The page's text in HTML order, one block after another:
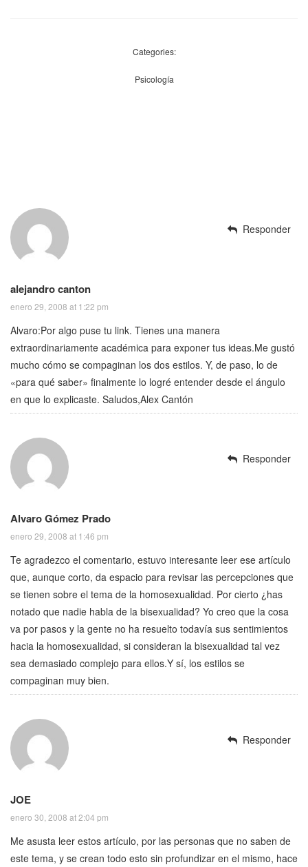
Categories:
Psicología
alejandro canton
enero 29, 2008 at 1:22 pm
Alvaro:Por algo puse tu link. Tienes una manera
extraordinariamente académica para exponer tus ideas.Me gustó
mucho cómo se compaginan los dos estilos. Y, de paso, lo de
«para qué saber» finalmente lo logré entender desde el ángulo
en que lo explicaste. Saludos,Alex Cantón
Responder
Alvaro Gómez Prado
enero 29, 2008 at 1:46 pm
Te agradezco el comentario, estuvo interesante leer ese artículo
que, aunque corto, da espacio para revisar las percepciones que
se tienen sobre el tema de la homosexualidad. Por cierto ¿has
notado que nadie habla de la bisexualidad? Yo creo que la cosa
va por pasos y la gente no ha resuelto todavía sus sentimientos
hacia la homosexualidad, si consideran la bisexualidad tal vez
sea demasiado complejo para ellos.Y sí, los estilos se
compaginan muy bien.
Responder
JOE
enero 30, 2008 at 2:04 pm
Me asusta leer estos artículo, por las personas que no saben de
este tema, y se crean todo esto sin profundizar en el mismo, hace
Responder